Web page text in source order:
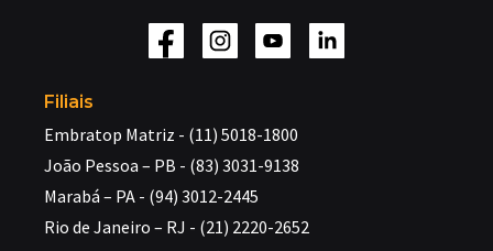
Filiais
Embratop Matriz - (11) 5018-1800
João Pessoa – PB - (83) 3031-9138
Marabá – PA - (94) 3012-2445
Rio de Janeiro – RJ - (21) 2220-2652